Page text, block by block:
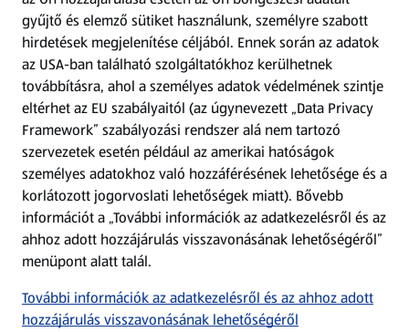
ALDI utalványok
Árcsökkentés
Adattörlő alkalmazás
Szervizpont
(új oldalon nyílik meg)
Fedezz fel minket az interneten!
Töltsd le az ALDI Magyarország applikációt!
gyűjtő és elemző sütiket használunk, személyre szabott
hirdetések megjelenítése céljából. Ennek során az adatok
az USA-ban található szolgáltatókhoz kerülhetnek
továbbításra, ahol a személyes adatok védelmének szintje
eltérhet az EU szabályaitól (az úgynevezett „Data Privacy
Framework” szabályozási rendszer alá nem tartozó
szervezetek esetén például az amerikai hatóságok
személyes adatokhoz való hozzáférésének lehetősége és a
korlátozott jogorvoslati lehetőségek miatt). Bővebb
információt a „További információk az adatkezelésről és az
ahhoz adott hozzájárulás visszavonásának lehetőségéről”
menüpont alatt talál.
További információk az adatkezelésről és az ahhoz adott
hozzájárulás visszavonásának lehetőségéről